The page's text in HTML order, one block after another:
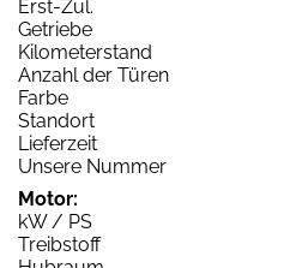
Erst-Zul.
Getriebe
Kilometerstand
Anzahl der Türen
Farbe
Standort
Lieferzeit
Unsere Nummer
Motor:
kW / PS
Treibstoff